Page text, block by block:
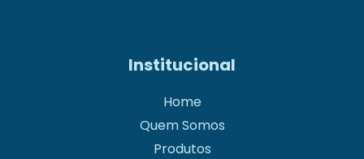
Institucional
Home
Quem Somos
Produtos